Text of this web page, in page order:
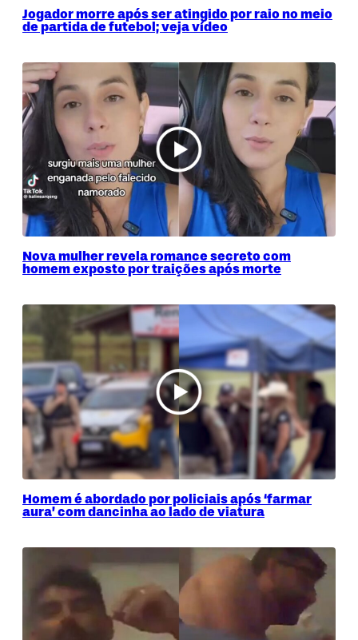
Jogador morre após ser atingido por raio no meio
de partida de futebol; veja vídeo
Nova mulher revela romance secreto com
homem exposto por traições após morte
Homem é abordado por policiais após ‘farmar
aura’ com dancinha ao lado de viatura